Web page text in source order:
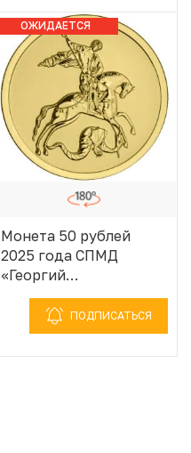
ОЖИДАЕТСЯ
ПОСТУПЛЕНИЕ
Монета 50 рублей
2025 года СПМД
«Георгий
Победоносец»
ПОДПИСАТЬСЯ